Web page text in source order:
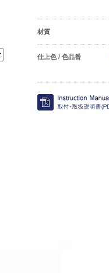
材質
仕上色 / 色品番